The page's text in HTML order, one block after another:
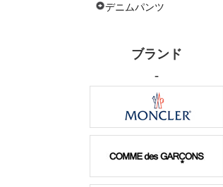
デニムパンツ
ブランド
-